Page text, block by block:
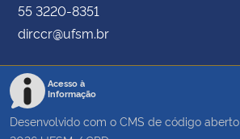
55 3220-8351
dirccr@ufsm.br
Acesso à
Informação
Desenvolvido com o CMS de código aberto